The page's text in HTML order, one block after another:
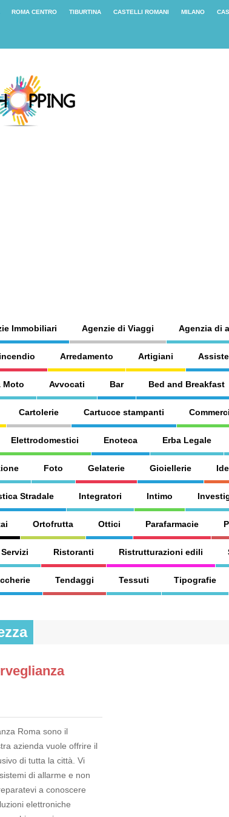
ROMA CENTRO TIBURTINA CASTELLI ROMANI MILANO
Immobiliari Agenzie di Viaggi Agenzia di
Arredamento Artigiani
Moto Avvocati Bar Bed and Breakfast
Cartolerie Cartucce stampanti
Elettrodomestici Enoteca Erba Legale
Foto Gelaterie Gioiellerie
Stradale Integratori Intimo
Ortofrutta Ottici Parafarmacie
Ristoranti Ristrutturazioni edili
Tendaggi Tessuti Tipografie
Roma sono il
azienda vuole offrire il
di tutta la città. Vi
di allarme e non
a conoscere
elettroniche